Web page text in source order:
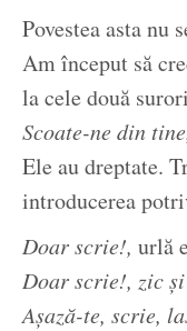
Povestea asta nu
Am început să
la cele două
Scoate-ne din
Ele au dreptate.
introducerea
Doar scrie!, urlă
Doar scrie!, zic și
Așază-te, scrie,